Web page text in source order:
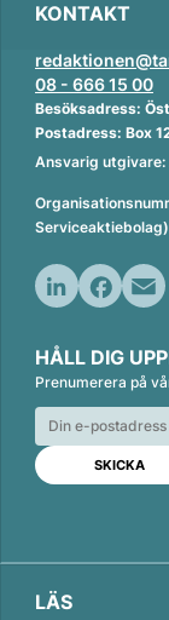
KONTAKT
08 - 666 15 00
Besöksadress:
Postadress: Box
Ansvarig utgivare:
Serviceaktiebolag)
n
k
e
d
n
c
e
b
o
o
k
a
i
l
HÅLL DIG
Prenumerera på
LÄS